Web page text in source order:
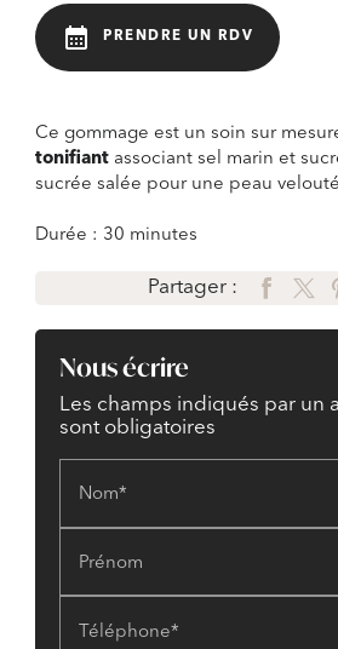
calendar_month PRENDRE UN RDV
Ce gommage est un soin sur
tonifiantassociant sel marin et
sucrée salée pour une peau
Durée : 30 minutes
Partager :
Nous écrire
Les champs indiqués par un
sont obligatoires
Nom*
Prénom
Téléphone*